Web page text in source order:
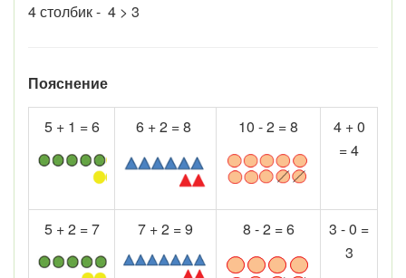
4 столбик - 4 > 3
Пояснение
5 + 1 = 6 6 + 2 = 8 10 - 2 = 8
4 + 0
= 4
5 + 2 = 7 7 + 2 = 9 8 - 2 = 6
3 - 0 =
3